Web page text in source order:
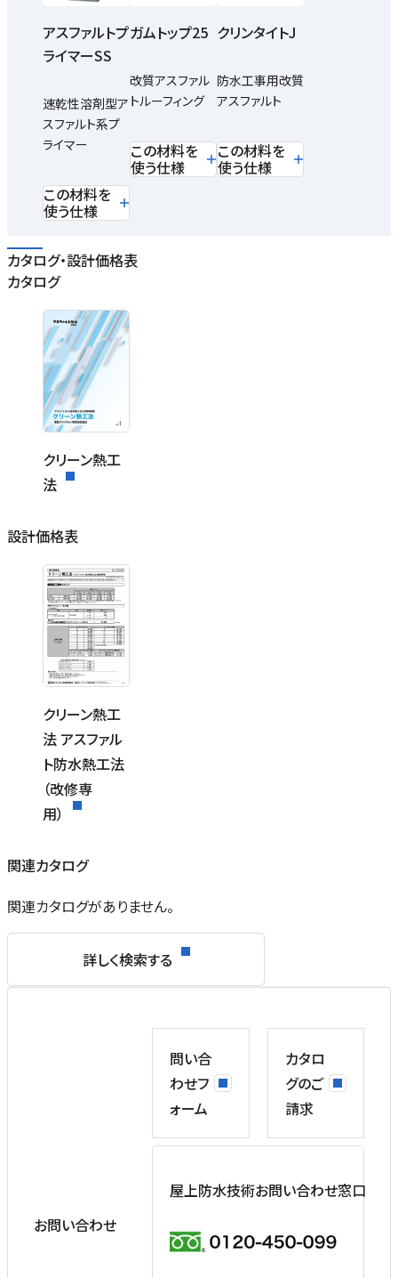
アスファルトプ
ライマーSS
速乾性溶剤型ア
スファルト系プ
ライマー
この材料を
使う仕様
ガムトップ25
改質アスファル
トルーフィング
この材料を
使う仕様
クリンタイトJ
防水工事用改質
アスファルト
この材料を
使う仕様
カタログ・設計価格表
カタログ
クリーン熱工
法
設計価格表
クリーン熱工
法 アスファル
ト防水熱工法
（改修専
用）
関連カタログ
関連カタログがありません。
詳しく検索する
お問い合わせ
問い合
わせフ
ォーム
カタロ
グのご
請求
屋上防水技術お問い合わせ窓口